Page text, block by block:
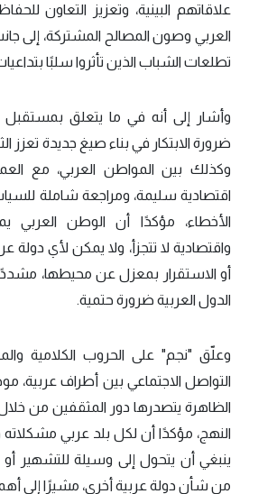
علاقاتهم البينية، وتعزيز التعاون
العربي وصون المصالح المشتركة، إلى
تطلعات الشباب الذين تأثروا سلبًا
وأشار إلى أنه في ما يتعلق بمستقبل
ضرورة الابتكار في بناء صيغ جديدة تعزز
وكذلك بين المواطن العربي، مع
اقتصادية سليمة، ومراجعة شاملة
الأخطاء، مؤكدًا أن الوطن العربي
واقتصادية لا تتجزأ، ولا يمكن لأي دولة
أو الاستقرار بمعزل عن محيطها،
الدول العربية ضرورة حتمية.
وعلّق "نجم" على الحروب الكلامية
التواصل الاجتماعي بين أطراف عربية،
الظاهرة يتصدرها دور المثقفين من
النهج، مؤكدًا أن لكل بلد عربي مشكلاته
ينبغي أن يتحول إلى وسيلة للتشهير
من شأن دولة عربية أخرى، مشيرًا إلى